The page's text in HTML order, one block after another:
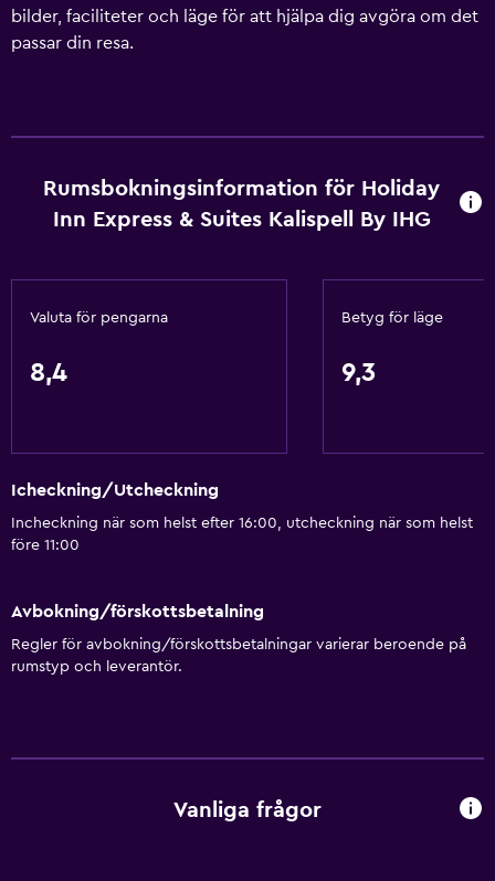
bilder, faciliteter och läge för att hjälpa dig avgöra om det
passar din resa.
Rumsbokningsinformation för Holiday
Inn Express & Suites Kalispell By IHG
Valuta för pengarna
8,4
Betyg för läge
9,3
Icheckning/Utcheckning
Incheckning när som helst efter 16:00, utcheckning när som helst
före 11:00
Avbokning/förskottsbetalning
Regler för avbokning/förskottsbetalningar varierar beroende på
rumstyp och leverantör.
Vanliga frågor